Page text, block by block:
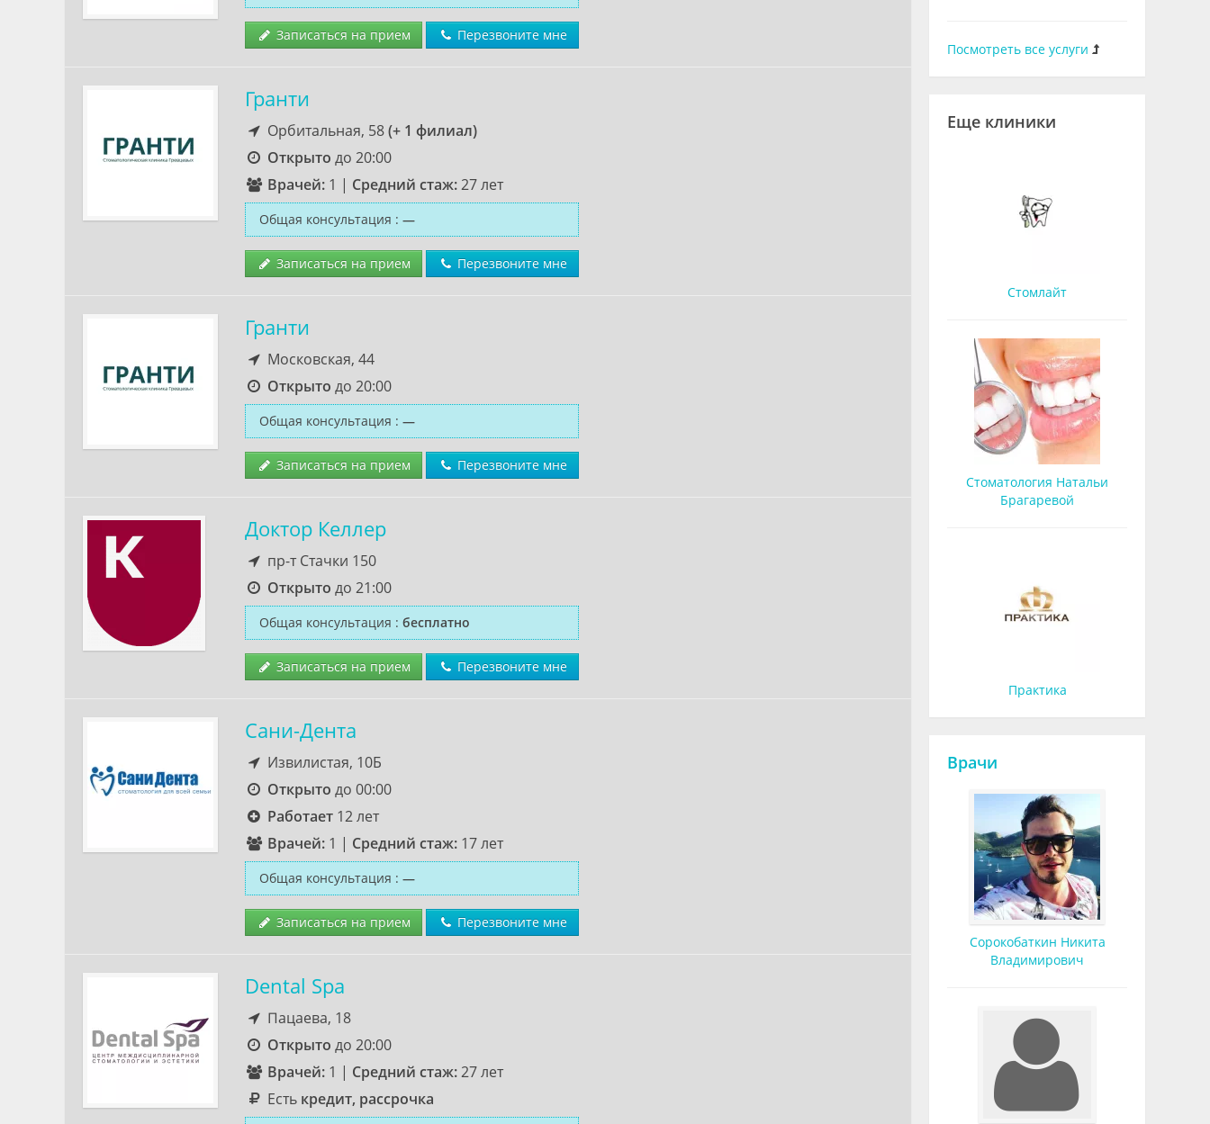
Записаться на прием Перезвоните мне
Гранти
Орбитальная, 58(+ 1 филиал)
Открыто до 20:00
Врачей:1 | Средний стаж:27 лет
Общая консультация : —
Записаться на прием Перезвоните мне
Гранти
Московская, 44
Открыто до 20:00
Общая консультация : —
Записаться на прием Перезвоните мне
Доктор Келлер
пр-т Стачки 150
Открыто до 21:00
Общая консультация : бесплатно
Записаться на прием Перезвоните мне
Сани-Дента
Извилистая, 10Б
Открыто до 00:00
Работает12 лет
Врачей:1 | Средний стаж:17 лет
Общая консультация : —
Записаться на прием Перезвоните мне
Dental Spa
Пацаева, 18
Открыто до 20:00
Врачей:1 | Средний стаж:27 лет
Есть кредит, рассрочка
Посмотреть все услуги
Еще клиники
Стомлайт
Стоматология Натальи
Брагаревой
Практика
Врачи
Сорокобаткин Никита
Владимирович